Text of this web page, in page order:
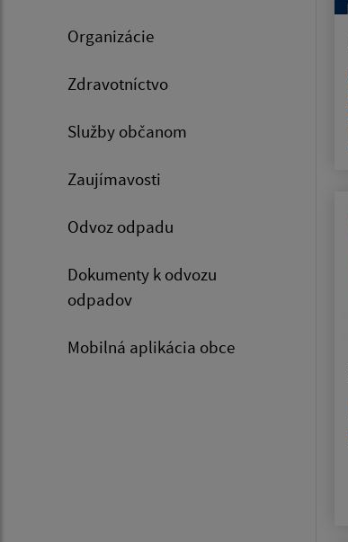
Organizácie
Zdravotníctvo
Služby občanom
Zaujímavosti
Odvoz odpadu
Dokumenty k odvozu
odpadov
Mobilná aplikácia obce